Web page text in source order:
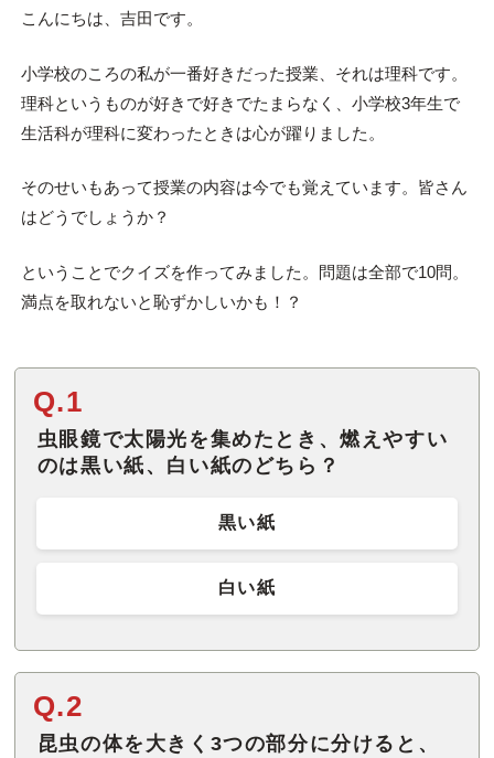
こんにちは、吉田です。
小学校のころの私が一番好きだった授業、それは理科です。
理科というものが好きで好きでたまらなく、小学校3年生で
生活科が理科に変わったときは心が躍りました。
そのせいもあって授業の内容は今でも覚えています。皆さん
はどうでしょうか？
ということでクイズを作ってみました。問題は全部で10問。
満点を取れないと恥ずかしいかも！？
Q.1
虫眼鏡で太陽光を集めたとき、燃えやすい
のは黒い紙、白い紙のどちら？
黒い紙
白い紙
Q.2
昆虫の体を大きく3つの部分に分けると、